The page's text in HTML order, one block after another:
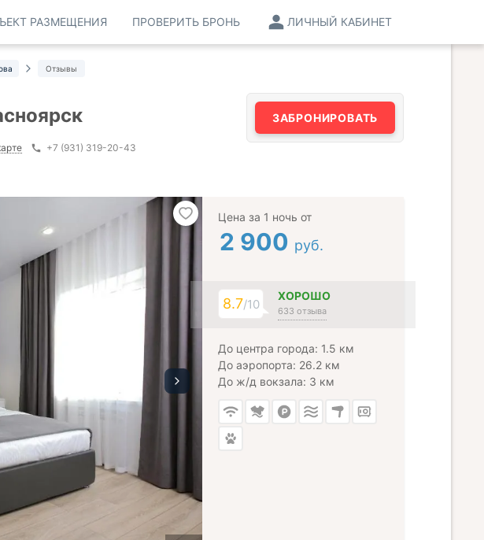
ЛИЧНЫЙ КАБИНЕТ
ПРОВЕРИТЬ БРОНЬ
РАЗМЕЩЕНИЯ
Отзывы
+7 (931) 319-20-43
ЗАБРОНИРОВАТЬ
Цена за 1 ночь от
2 900 руб.
8.7/10
ХОРОШО
633 отзыва
До центра города: 1.5 км
До аэропорта: 26.2 км
До ж/д вокзала: 3 км